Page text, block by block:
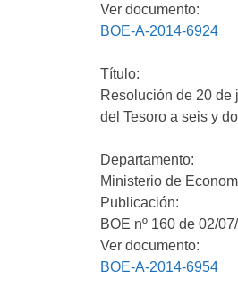
Ver documento:
BOE-A-2014-6924
Título:
Resolución de 20 de
del Tesoro a seis y
Departamento:
Ministerio de
Publicación:
BOE nº 160 de 02/
Ver documento:
BOE-A-2014-6954